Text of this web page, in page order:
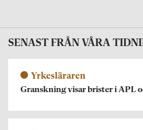
SENAST FRÅN VÅRA
Yrkesläraren
Granskning visar brister i APL